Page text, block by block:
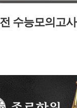
키지
수능모의고사